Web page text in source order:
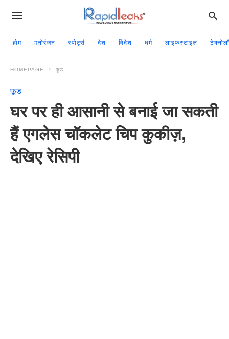
होम मनोरंजन स्पोर्ट्स देश विदेश धर्म लाइफस्टाइल
HOMEPAGE फूड
फूड
घर पर ही आसानी से बनाई जा सकती
हैं एगलेस चॉकलेट चिप कुकीज़,
देखिए रेसिपी